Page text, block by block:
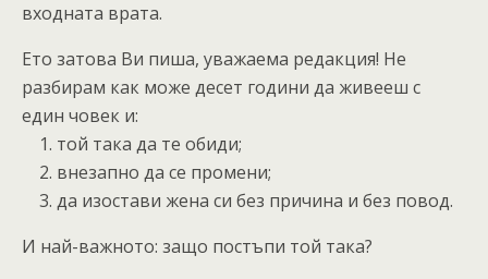
входната врата.
Ето затова Ви пиша, уважаема редакция! Не
разбирам как може десет години да живееш с
един човек и:
1. той така да те обиди;
2. внезапно да се промени;
3. да изостави жена си без причина и без повод.
И най-важното: защо постъпи той така?